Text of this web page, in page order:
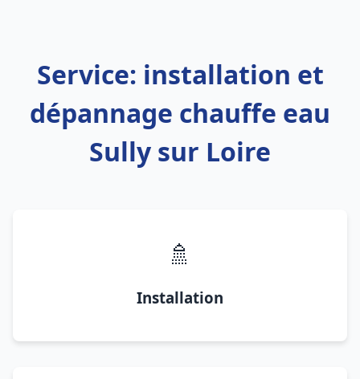
Service: installation et
dépannage chauffe eau
Sully sur Loire
🚿
Installation